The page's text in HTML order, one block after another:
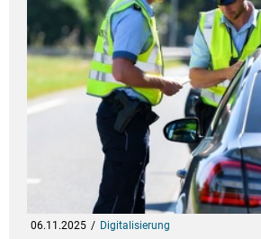
06.11.2025
Digitalisierung